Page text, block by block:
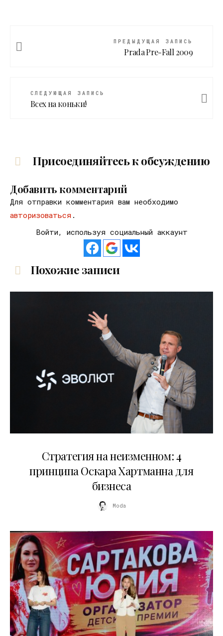
ПРЕДЫДУЩАЯ ЗАПИСЬ
Prada Pre-Fall 2009
СЛЕДУЮЩАЯ ЗАПИСЬ
Всех на коньки!
Присоединяйтесь к обсуждению
Добавить комментарий
Для отправки комментария вам необходимо
авторизоваться .
Войти, используя социальный аккаунт
Похожие записи
Стратегия на неизменном: 4
принципа Оскара Хартманна для
бизнеса
Moda